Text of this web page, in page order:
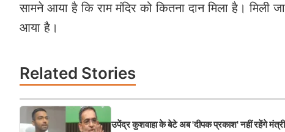
सामने आया है कि राम मंदिर को कितना दान मिला है। मिली
आया है।
Related Stories
उपेंद्र कुशवाहा के बेटे अब 'दीपक प्रकाश' नहीं रहेंगे